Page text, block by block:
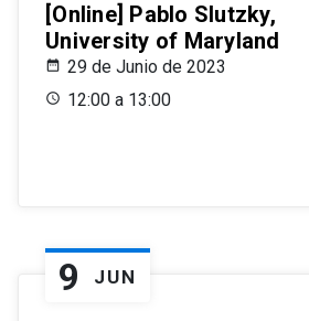
[Online] Pablo Slutzky,
University of Maryland
29 de Junio de 2023
12:00 a 13:00
9 JUN